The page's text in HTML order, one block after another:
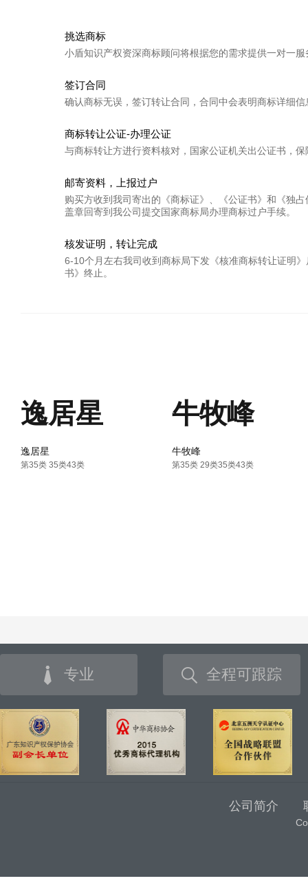
挑选商标
小盾知识产权资深商标顾问将根据您的需求提供一对一
签订合同
确认商标无误，签订转让合同，合同中会表明商标详细
商标转让公证-办理公证
与商标转让方进行资料核对，国家公证机关出公证书，
邮寄资料，上报过户
购买方收到我司寄出的《商标证》、《公证书》和《独
盖章回寄到我公司提交国家商标局办理商标过户手续。
核发证明，转让完成
6-10个月左右我司收到商标局下发《核准商标转让证明
书》终止。
逸居星
逸居星
第35类 35类43类
牛牧峰
牛牧峰
第35类 29类35类43类
专业 全程可跟踪
公司简介